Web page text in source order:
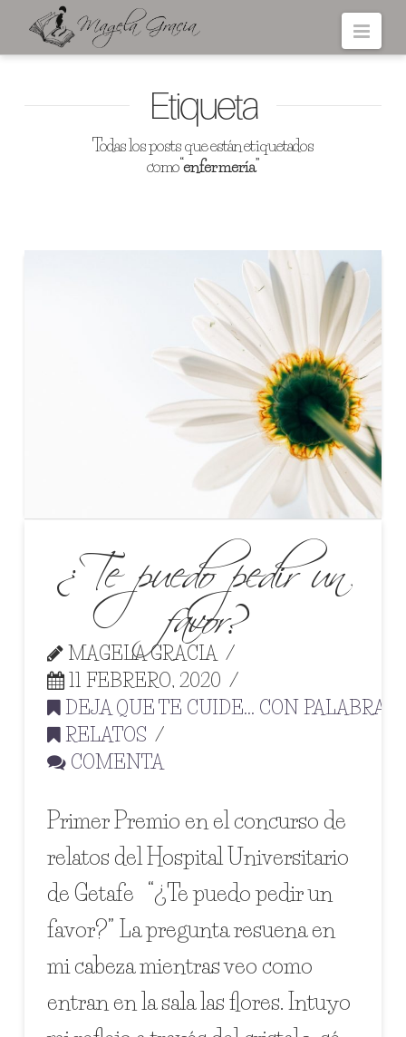
Etiqueta
Todas los posts que están etiquetados
como“enfermería”
¿Te puedo pedir un
favor?
MAGELA GRACIA
11 FEBRERO, 2020
DEJA QUE TE CUIDE... CON PALABRAS
RELATOS
COMENTA
Primer Premio en el concurso de
relatos del Hospital Universitario
de Getafe “¿Te puedo pedir un
favor?” La pregunta resuena en
mi cabeza mientras veo como
entran en la sala las flores. Intuyo